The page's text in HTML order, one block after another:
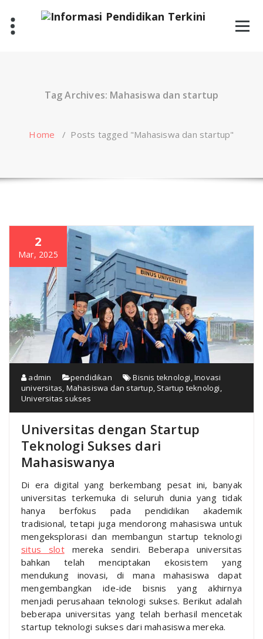
content
Tag Archives: Mahasiswa dan startup
Home / Posts tagged "Mahasiswa dan startup"
2
Mar, 2025
admin pendidikan Bisnis teknologi,Inovasi
universitas, Mahasiswa dan startup, Startup teknologi,
Universitas sukses
Universitas dengan Startup
Teknologi Sukses dari
Mahasiswanya
Di era digital yang berkembang pesat ini, banyak
universitas terkemuka di seluruh dunia yang tidak
hanya berfokus pada pendidikan akademik
tradisional, tetapi juga mendorong mahasiswa untuk
mengeksplorasi dan membangun startup teknologi
situs slotmereka sendiri. Beberapa universitas
bahkan telah menciptakan ekosistem yang
mendukung inovasi, di mana mahasiswa dapat
mengembangkan ide-ide bisnis yang akhirnya
menjadi perusahaan teknologi sukses. Berikut adalah
beberapa universitas yang telah berhasil mencetak
startup teknologi sukses dari mahasiswa mereka.